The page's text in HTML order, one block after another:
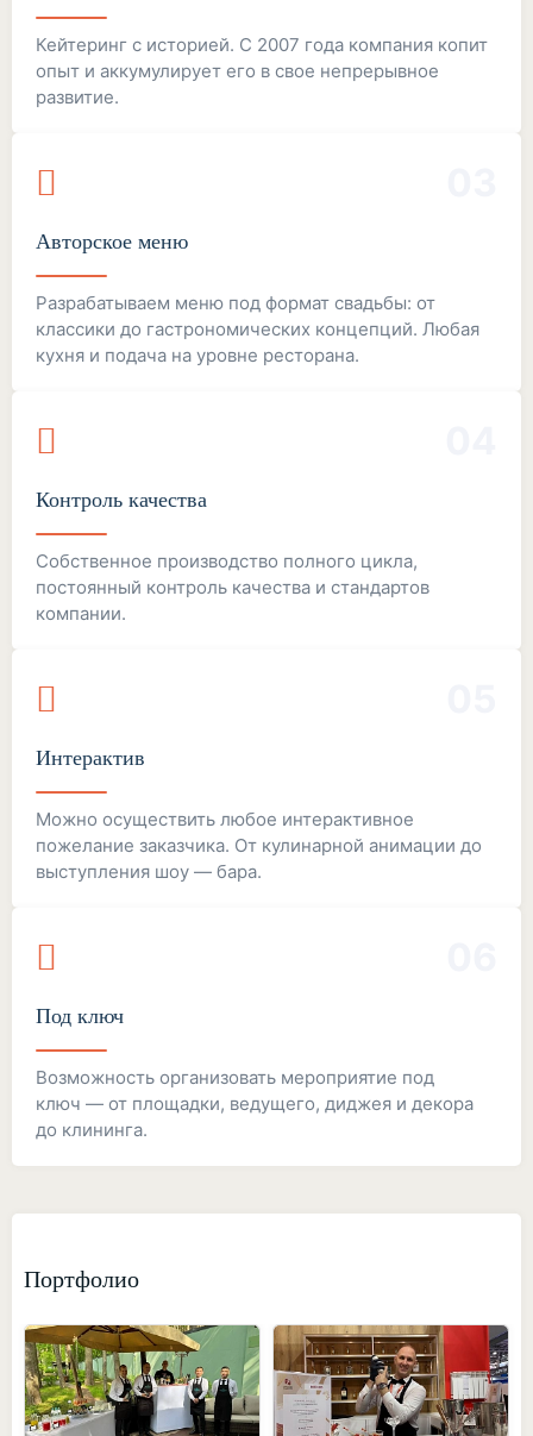
Кейтеринг с историей. С 2007 года компания копит
опыт и аккумулирует его в свое непрерывное
развитие.
Авторское меню
Разрабатываем меню под формат свадьбы: от
классики до гастрономических концепций. Любая
кухня и подача на уровне ресторана.
Контроль качества
Собственное производство полного цикла,
постоянный контроль качества и стандартов
компании.
Интерактив
Можно осуществить любое интерактивное
пожелание заказчика. От кулинарной анимации до
выступления шоу — бара.
Под ключ
Возможность организовать мероприятие под
ключ — от площадки, ведущего, диджея и декора
до клининга.
Портфолио